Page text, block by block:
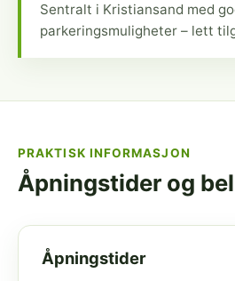
Sentralt i Kristiansand med
parkeringsmuligheter – lett
PRAKTISK INFORMASJON
Åpningstider og
Åpningstider